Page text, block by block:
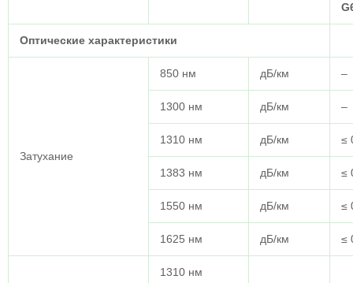
Оптические характеристики
Затухание
850 нм дБ/км –
1300 нм дБ/км –
1310 нм дБ/км ≤
1383 нм дБ/км ≤
1550 нм дБ/км ≤
1625 нм дБ/км ≤
1310 нм